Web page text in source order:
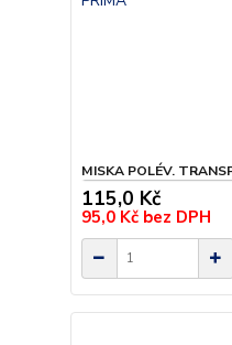
MISKA POLÉV.
115,0 Kč
95,0 Kč bez DPH